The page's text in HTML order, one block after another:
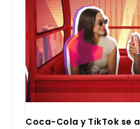
Coca-Cola y Tik­Tok se